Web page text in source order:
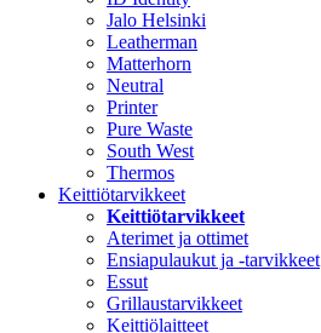
Jalo Helsinki
Leatherman
Matterhorn
Neutral
Printer
Pure Waste
South West
Thermos
Keittiötarvikkeet
Keittiötarvikkeet
Aterimet ja ottimet
Ensiapulaukut ja -tarvikkeet
Essut
Grillaustarvikkeet
Keittiölaitteet